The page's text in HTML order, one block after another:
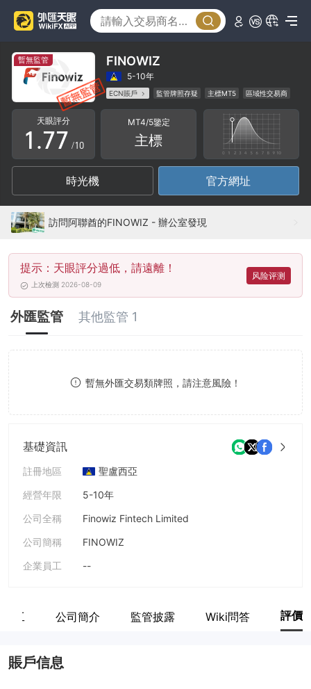
暫無監管 FINOWIZ
5-10年
ECN賬戶 監管牌照存疑 主標MT5
區域性交易商
高級風險隱患
天眼評分
0
1
2
3
4
5
6
7
8
.
3
4
5
6
7
8
9
3
4
5
6
7
8
9
/10
MT4/5鑒定
主標
時光機 官方網址
訪問阿聯酋的FINOWIZ - 辦公室發現
提示：天眼評分過低，請遠離！
上次檢測 2026-08-09
风险评测
外匯監管 其他監管 1
暫無外匯交易類牌照，請注意風險！
基礎資訊
註冊地區
聖盧西亞
經營年限
5-10年
公司全稱
Finowiz Fintech Limited
公司簡稱
FINOWIZ
企業員工
--
工 公司簡介 監管披露 Wiki問答 評價
賬戶信息